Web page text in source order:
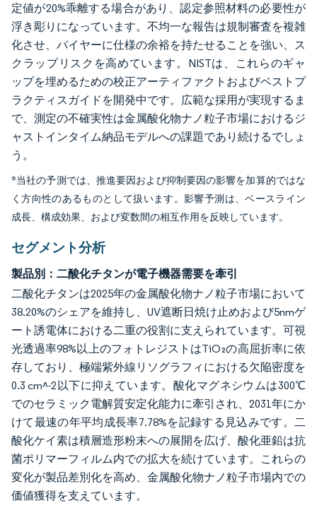
定値が20%乖離する場合があり、認定参照材料の必要性が
浮き彫りになっています。不均一な報告は規制審査を複雑
化させ、バイヤーに仕様の余裕を持たせることを強い、ス
クラップリスクを高めています。NISTは、これらのギャ
ップを埋めるための校正アーティファクトおよびベストプ
ラクティスガイドを開発中です。広範な採用が実現するま
で、測定の不確実性は金属酸化物ナノ粒子市場におけるジ
ャストインタイム納品モデルへの課題であり続けるでしょ
う。
*当社の予測では、推進要因および抑制要因の影響を加算的ではな
く方向性のあるものとして扱います。影響予測は、ベースライン
成長、構成効果、および変数間の相互作用を反映しています。
セグメント分析
製品別：二酸化チタンが電子機器需要を牽引
二酸化チタンは2025年の金属酸化物ナノ粒子市場において
38.20%のシェアを維持し、UV遮断日焼け止めおよび5nmゲ
ート誘電体における二重の役割に支えられています。可視
光透過率98%以上のフォトレジストはTiO₂の高屈折率に依
存しており、極端紫外線リソグラフィにおける欠陥密度を
0.3 cm^-2以下に抑えています。酸化マグネシウムは300℃
でのセラミック電解質安定化能力に牽引され、2031年にか
けて最速の年平均成長率7.78%を記録する見込みです。二
酸化ケイ素は積層造形粉末への展開を広げ、酸化亜鉛は抗
菌ポリマーフィルム内での拡大を続けています。これらの
変化が製品差別化を高め、金属酸化物ナノ粒子市場内での
価値獲得を支えています。